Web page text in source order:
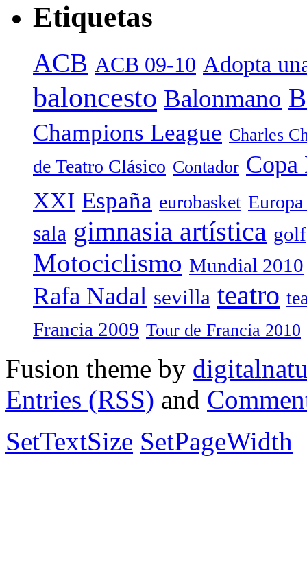
Etiquetas
ACB ACB 09-10 Adopta
baloncesto Balonmano
Champions League Charles
de Teatro Clásico Contador Copa
XXI España eurobasket
sala gimnasia artística golf
Motociclismo Mundial 2010
Rafa Nadal sevilla teatro
Francia 2009 Tour de Francia 2010
Fusion theme by
Entries (RSS) and
SetTextSize SetPageWidth